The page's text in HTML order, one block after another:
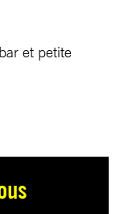
et petite